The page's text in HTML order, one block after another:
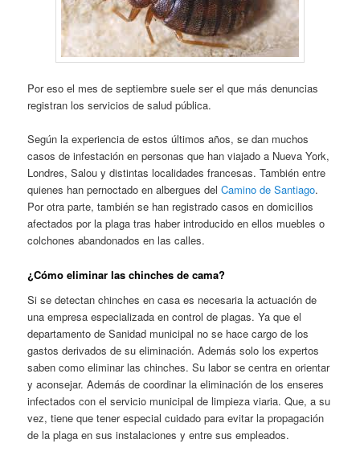
Por eso el mes de septiembre suele ser el que más denuncias
registran los servicios de salud pública.
Según la experiencia de estos últimos años, se dan muchos
casos de infestación en personas que han viajado a Nueva York,
Londres, Salou y distintas localidades francesas. También entre
quienes han pernoctado en albergues delCamino de Santiago.
Por otra parte, también se han registrado casos en domicilios
afectados por la plaga tras haber introducido en ellos muebles o
colchones abandonados en las calles.
¿Cómo eliminar las chinches de cama?
Si se detectan chinches en casa es necesaria la actuación de
una empresa especializada en control de plagas. Ya que el
departamento de Sanidad municipal no se hace cargo de los
gastos derivados de su eliminación. Además solo los expertos
saben como eliminar las chinches. Su labor se centra en orientar
y aconsejar. Además de coordinar la eliminación de los enseres
infectados con el servicio municipal de limpieza viaria. Que, a su
vez, tiene que tener especial cuidado para evitar la propagación
de la plaga en sus instalaciones y entre sus empleados.